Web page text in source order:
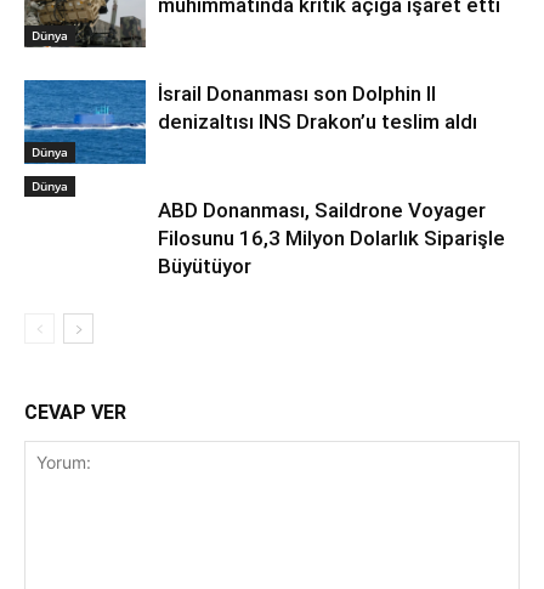
Dünya
Dünya
İsrail Donanması son Dolphin II
denizaltısı INS Drakon’u teslim aldı
Dünya
ABD Donanması, Saildrone Voyager
Filosunu 16,3 Milyon Dolarlık Siparişle
Büyütüyor
CEVAP VER